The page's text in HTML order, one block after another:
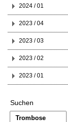
2024 / 01
2023 / 04
2023 / 03
2023 / 02
2023 / 01
Suchen